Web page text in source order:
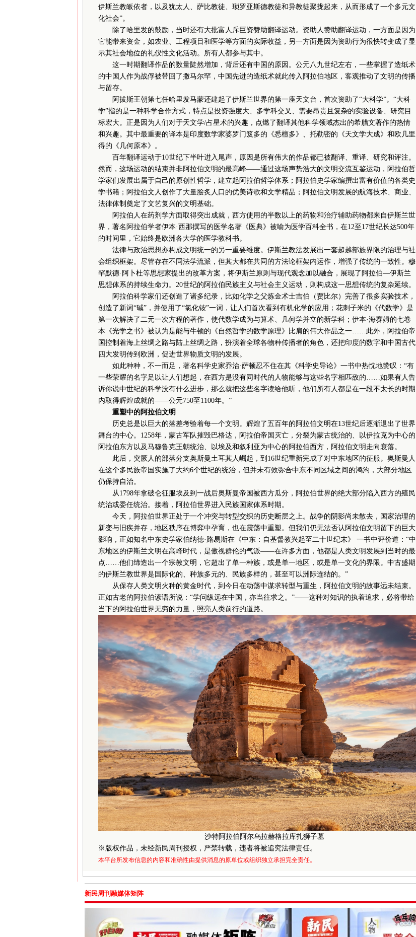
伊斯兰教皈依者，以及犹太人、萨比教徒、琐罗亚斯德教徒和异教徒聚拢起来，从而形成了一个多元文
化社会”。
除了哈里发的鼓励，当时还有大批富人斥巨资赞助翻译运动。资助人赞助翻译运动，一方面是因为
它能带来资金，如农业、工程项目和医学等方面的实际收益，另一方面是因为资助行为很快转变成了显
示其社会地位的礼仪性文化活动。所有人都参与其中。
这一时期翻译作品的数量陡然增加，背后还有中国的原因。公元八九世纪左右，一些掌握了造纸术
的中国人作为战俘被带回了撒马尔罕，中国先进的造纸术就此传入阿拉伯地区，客观推动了文明的传播
与留存。
阿拔斯王朝第七任哈里发马蒙还建起了伊斯兰世界的第一座天文台，首次资助了“大科学”。“大科
学”指的是一种科学合作方式，特点是投资强度大、多学科交叉、需要昂贵且复杂的实验设备、研究目
标宏大。正是因为人们对于天文学/占星术的兴趣，点燃了翻译其他科学领域杰出的希腊文著作的热情
和兴趣。其中最重要的译本是印度数学家婆罗门笈多的《悉檀多》、托勒密的《天文学大成》和欧几里
得的《几何原本》。
百年翻译运动于10世纪下半叶进入尾声，原因是所有伟大的作品都已被翻译、重译、研究和评注。
然而，这场运动的结束并非阿拉伯文明的最高峰——通过这场声势浩大的文明交流互鉴运动，阿拉伯哲
学家们发展出属于自己的原创性哲学，建立起阿拉伯哲学体系；阿拉伯史学家编撰出富有价值的各类史
学书籍；阿拉伯文人创作了大量脍炙人口的优美诗歌和文学精品；阿拉伯文明发展的航海技术、商业、
法律体制奠定了文艺复兴的文明基础。
阿拉伯人在药剂学方面取得突出成就，西方使用的半数以上的药物和治疗辅助药物都来自伊斯兰世
界，著名阿拉伯学者伊本·西那撰写的医学名著《医典》被喻为医学百科全书，在12至17世纪长达500年
的时间里，它始终是欧洲各大学的医学教科书。
法律与政治思想亦构成文明统一的另一重要维度。伊斯兰教法发展出一套超越部族界限的治理与社
会组织框架。尽管存在不同法学流派，但其大都在共同的方法论框架内运作，增强了传统的一致性。穆
罕默德·阿卜杜等思想家提出的改革方案，将伊斯兰原则与现代观念加以融合，展现了阿拉伯—伊斯兰
思想体系的持续生命力。20世纪的阿拉伯民族主义与社会主义运动，则构成这一思想传统的复杂延续。
阿拉伯科学家们还创造了诸多纪录，比如化学之父炼金术士吉伯（贾比尔）完善了很多实验技术，
创造了新词“碱”，并使用了“氯化铵”一词，让人们首次看到有机化学的应用；花剌子米的《代数学》是
第一次解决了二元一次方程的著作，使代数学成为与算术、几何学并立的新学科；伊本·海赛姆的七卷
本《光学之书》被认为是能与牛顿的《自然哲学的数学原理》比肩的伟大作品之一……此外，阿拉伯帝
国控制着海上丝绸之路与陆上丝绸之路，扮演着全球各物种传播者的角色，还把印度的数字和中国古代
四大发明传到欧洲，促进世界物质文明的发展。
如此种种，不一而足，著名科学史家乔治·萨顿忍不住在其《科学史导论》一书中热忱地赞叹：“有
一些荣耀的名字足以让人们想起，在西方是没有同时代的人物能够与这些名字相匹敌的……如果有人告
诉你说中世纪的科学没有什么进步，那么就把这些名字读给他听，他们所有人都是在一段不太长的时期
内取得辉煌成就的——公元750至1100年。”
重塑中的阿拉伯文明
历史总是以巨大的落差考验着每一个文明。辉煌了五百年的阿拉伯文明在13世纪后逐渐退出了世界
舞台的中心。1258年，蒙古军队摧毁巴格达，阿拉伯帝国灭亡，分裂为蒙古统治的、以伊拉克为中心的
阿拉伯东方以及马穆鲁克王朝统治、以埃及和叙利亚为中心的阿拉伯西方，阿拉伯文明走向衰落。
此后，突厥人的部落分支奥斯曼土耳其人崛起，到16世纪重新完成了对中东地区的征服。奥斯曼人
在这个多民族帝国实施了大约6个世纪的统治，但并未有效弥合中东不同区域之间的鸿沟，大部分地区
仍保持自治。
从1798年拿破仑征服埃及到一战后奥斯曼帝国被西方瓜分，阿拉伯世界的绝大部分陷入西方的殖民
统治或委任统治。接着，阿拉伯世界进入民族国家体系时期。
今天，阿拉伯世界正处于一个冲突与转型交织的历史断层之上。战争的阴影尚未散去，国家治理的
新变与旧疾并存，地区秩序在博弈中孕育，也在震荡中重塑。但我们仍无法否认阿拉伯文明留下的巨大
影响，正如知名中东史学家伯纳德·路易斯在《中东：自基督教兴起至二十世纪末》 一书中评价道：“中
东地区的伊斯兰文明在高峰时代，是傲视群伦的气派——在许多方面，他都是人类文明发展到当时的最
点……他们缔造出一个宗教文明，它超出了单一种族，或是单一地区，或是单一文化的界限。中古盛期
的伊斯兰教世界是国际化的、种族多元的、民族多样的，甚至可以洲际连结的。”
从保存人类文明火种的黄金时代，到今日在动荡中谋求转型与重生，阿拉伯文明的故事远未结束。
正如古老的阿拉伯谚语所说：“学问纵远在中国，亦当往求之。”——这种对知识的执着追求，必将带给
当下的阿拉伯世界无穷的力量，照亮人类前行的道路。
沙特阿拉伯阿尔乌拉赫格拉库扎狮子墓
※ 版权作品，未经新民周刊授权，严禁转载，违者将被追究法律责任。
本平台所发布信息的内容和准确性由提供消息的原单位或组织独立承担完全责任。
新民周刊融媒体矩阵